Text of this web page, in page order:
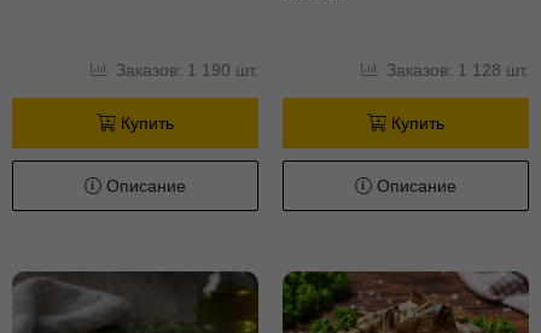
Заказов: 1 190 шт.
Купить
Описание
Заказов: 1 128 шт.
Купить
Описание